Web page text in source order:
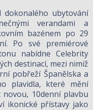
dokonalého ubytování
verandami a
bazénem po 29
Po své premiérové
nabídne Celebrity
destinací, mezi nimiž
pobřeží Španělska a
plavidla, které mění
10denní plavbu
ikonické přístavy jako